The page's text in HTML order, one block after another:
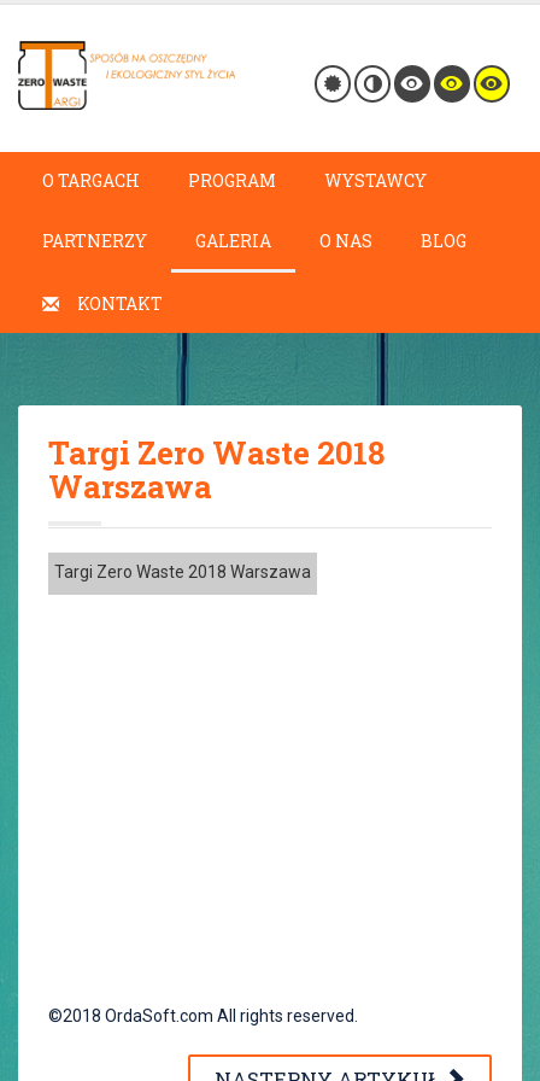
O TARGACH PROGRAM WYSTAWCY
PARTNERZY GALERIA O NAS BLOG
KONTAKT
Targi Zero Waste 2018
Warszawa
Targi Zero Waste 2018 Warszawa
©2018 OrdaSoft.com All rights reserved.